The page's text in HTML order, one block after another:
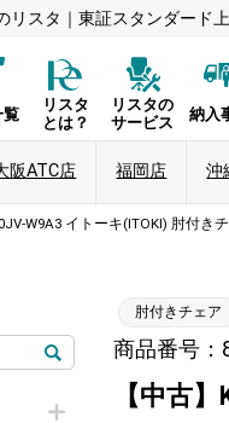
スタ｜東証スタンダード
覧
リスタ
とは？
リスタの
サービス
納入
阪ATC店 福岡店 沖
W9A3 イトーキ(ITOKI) 肘付き
肘付きチェア
商品番号：
【中古